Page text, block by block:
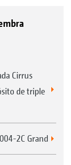
Cirrus
de triple
2C Grand